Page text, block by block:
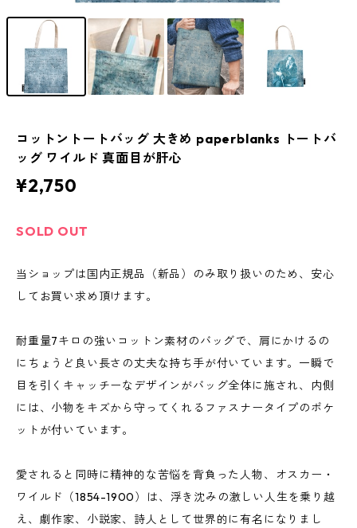
コットントートバッグ 大きめ paperblanks トートバ
ッグ ワイルド 真面目が肝心
¥2,750
SOLD OUT
当ショップは国内正規品（新品）のみ取り扱いのため、安心
してお買い求め頂けます。
耐重量7キロの強いコットン素材のバッグで、肩にかけるの
にちょうど良い長さの丈夫な持ち手が付いています。一瞬で
目を引くキャッチーなデザインがバッグ全体に施され、内側
には、小物をキズから守ってくれるファスナータイプのポケ
ットが付いています。
愛されると同時に精神的な苦悩を背負った人物、オスカー・
ワイルド（1854-1900）は、浮き沈みの激しい人生を乗り越
え、劇作家、小説家、詩人として世界的に有名になりまし